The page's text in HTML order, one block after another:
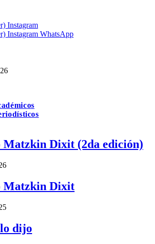
Instagram
Instagram WhatsApp
Dixit (2da edición)
Matzkin Dixit
dijo